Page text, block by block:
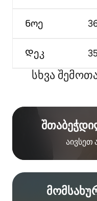
Ნოე
Დეკ
სხვა
აივსეთ